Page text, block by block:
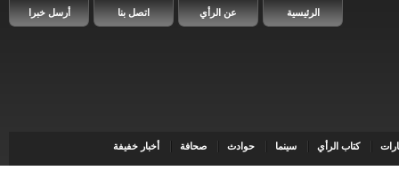
أرسل خبرا اتصل بنا عن الرأي الرئيسية
كتاب الرأي سينما حوادث صحافة أخبار خفيفة